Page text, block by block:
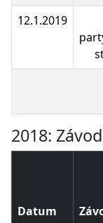
12.1.2019
2018:
Datum